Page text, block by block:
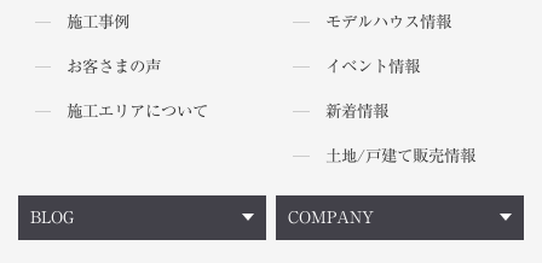
施工事例
お客さまの声
施工エリアについて
モデルハウス情報
イベント情報
新着情報
土地/戸建て販売情報
BLOG COMPANY